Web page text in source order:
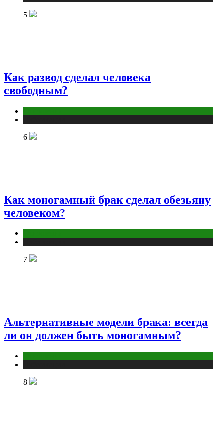
5
Как развод сделал человека
свободным?
6
Как моногамный брак сделал обезьяну
человеком?
7
Альтернативные модели брака: всегда
ли он должен быть моногамным?
8